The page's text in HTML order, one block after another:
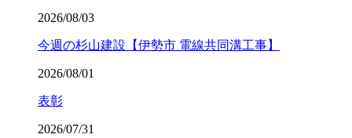
2026/08/03
今週の杉山建設【伊勢市 電線共同溝工事】
2026/08/01
表彰
2026/07/31